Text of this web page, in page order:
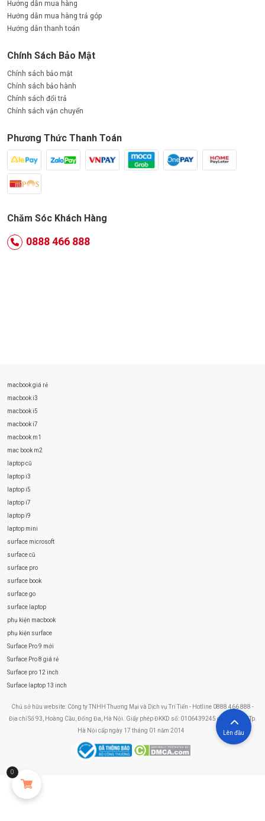
Hướng dẫn mua hàng
Hướng dẫn mua hàng trả góp
Hướng dẫn thanh toán
Chính Sách Bảo Mật
Chính sách bảo mật
Chính sách bảo hành
Chính sách đổi trả
Chính sách vận chuyển
Phương Thức Thanh Toán
Chăm Sóc Khách Hàng
0888 466 888
macbook giá rẻ
macbook i3
macbook i5
macbook i7
macbook m1
mac book m2
laptop cũ
laptop i3
laptop i5
laptop i7
laptop i9
laptop mini
surface microsoft
surface cũ
surface pro
surface book
surface go
surface laptop
phụ kiện macbook
phụ kiện surface
Surface Pro 9 mới
Surface Pro 8 giá rẻ
Surface pro 12 inch
Surface laptop 13 inch
Chủ sở hữu website: Công ty TNHH Thương Mại và Dịch vụ Trí Tiến - Hotline 0888 466 888 -
Địa chỉ Số 93, Hoàng Cầu, Đống Đa, Hà Nội. Giấy phép ĐKKD số: 0106439245 do Sở KHĐT Tp.
Hà Nội cấp ngày 17 tháng 01 năm 2014
0
Lên đầu